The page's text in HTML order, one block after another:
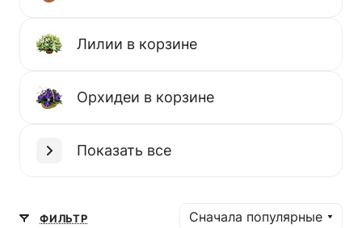
Лилии в корзине
Орхидеи в корзине
Показать все
ФИЛЬТР Сначала популярные